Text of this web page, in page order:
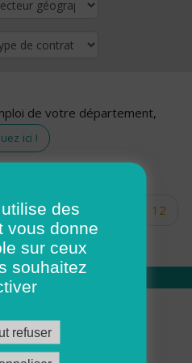
de votre département,
ici !
… 10
12
16 17
nous
ADMR
des
vous donne
sur ceux
souhaitez
refuser